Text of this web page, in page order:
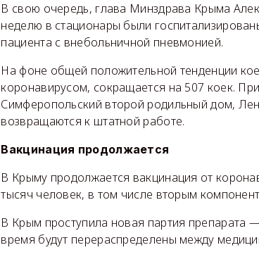
В свою очередь, глава Минздрава Крыма
неделю в стационары были
пациента с внебольничной пневмонией.
На фоне общей положительной тенденции
коронавирусом, сокращается на 507 коек.
Симферопольский второй родильный дом,
возвращаются к штатной работе.
Вакцинация продолжается
В Крыму продолжается вакцинация от
тысяч человек, в том числе вторым
В Крым проступила новая партия препарата
время будут перераспределены между